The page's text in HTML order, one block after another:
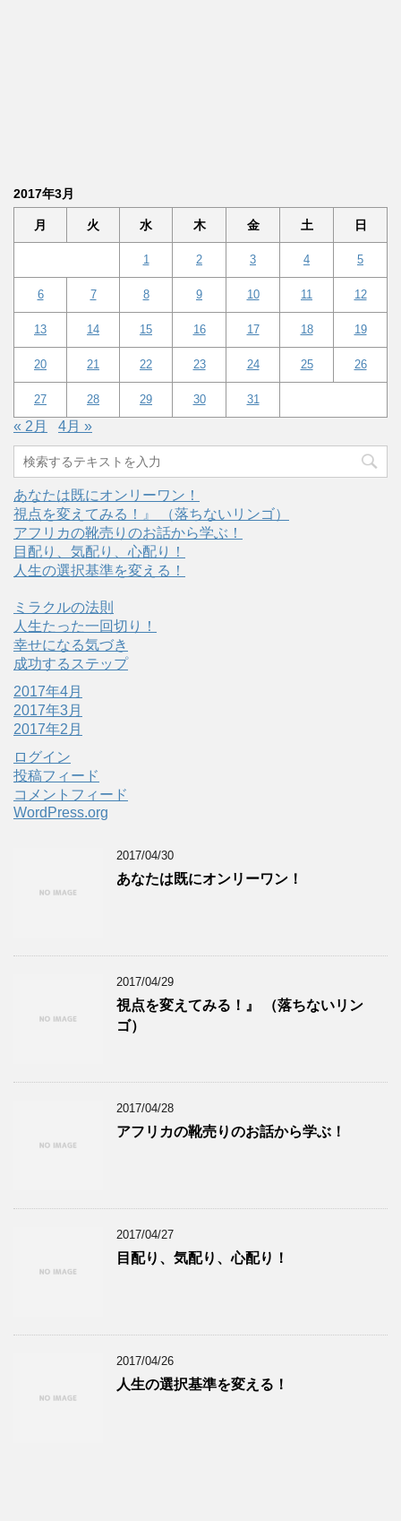
2017年3月
月 火 水 木 金 土 日
1 2 3 4 5
6 7 8 9 10 11 12
13 14 15 16 17 18 19
20 21 22 23 24 25 26
27 28 29 30 31
« 2月 4月 »
あなたは既にオンリーワン！
視点を変えてみる！』 （落ちないリンゴ）
アフリカの靴売りのお話から学ぶ！
目配り、気配り、心配り！
人生の選択基準を変える！
ミラクルの法則
人生たった一回切り！
幸せになる気づき
成功するステップ
2017年4月
2017年3月
2017年2月
ログイン
投稿フィード
コメントフィード
WordPress.org
2017/04/30
あなたは既にオンリーワン！
2017/04/29
視点を変えてみる！』 （落ちないリン
ゴ）
2017/04/28
アフリカの靴売りのお話から学ぶ！
2017/04/27
目配り、気配り、心配り！
2017/04/26
人生の選択基準を変える！